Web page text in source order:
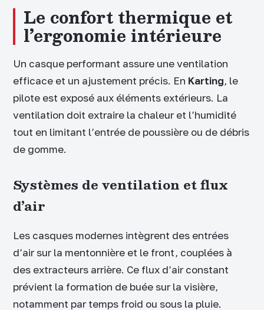
Le confort thermique et
l’ergonomie intérieure
Un casque performant assure une ventilation
efficace et un ajustement précis. En Karting, le
pilote est exposé aux éléments extérieurs. La
ventilation doit extraire la chaleur et l’humidité
tout en limitant l’entrée de poussière ou de débris
de gomme.
Systèmes de ventilation et flux
d’air
Les casques modernes intègrent des entrées
d’air sur la mentonnière et le front, couplées à
des extracteurs arrière. Ce flux d’air constant
prévient la formation de buée sur la visière,
notamment par temps froid ou sous la pluie.